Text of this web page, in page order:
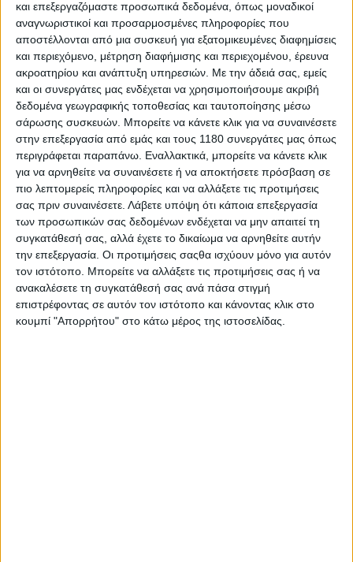
και επεξεργαζόμαστε προσωπικά δεδομένα, όπως μοναδικοί
αναγνωριστικοί και προσαρμοσμένες πληροφορίες που
αποστέλλονται από μια συσκευή για εξατομικευμένες διαφημίσεις
και περιεχόμενο, μέτρηση διαφήμισης και περιεχομένου, έρευνα
ακροατηρίου και ανάπτυξη υπηρεσιών. Με την άδειά σας, εμείς
και οι συνεργάτες μας ενδέχεται να χρησιμοποιήσουμε ακριβή
δεδομένα γεωγραφικής τοποθεσίας και ταυτοποίησης μέσω
σάρωσης συσκευών. Μπορείτε να κάνετε κλικ για να συναινέσετε
στην επεξεργασία από εμάς και τους 1180 συνεργάτες μας όπως
περιγράφεται παραπάνω. Εναλλακτικά, μπορείτε να κάνετε κλικ
για να αρνηθείτε να συναινέσετε ή να αποκτήσετε πρόσβαση σε
πιο λεπτομερείς πληροφορίες και να αλλάξετε τις προτιμήσεις
σας πριν συναινέσετε. Λάβετε υπόψη ότι κάποια επεξεργασία
των προσωπικών σας δεδομένων ενδέχεται να μην απαιτεί τη
συγκατάθεσή σας, αλλά έχετε το δικαίωμα να αρνηθείτε αυτήν
την επεξεργασία. Οι προτιμήσεις σαςθα ισχύουν μόνο για αυτόν
τον ιστότοπο. Μπορείτε να αλλάξετε τις προτιμήσεις σας ή να
ανακαλέσετε τη συγκατάθεσή σας ανά πάσα στιγμή
επιστρέφοντας σε αυτόν τον ιστότοπο και κάνοντας κλικ στο
κουμπί "Απορρήτου" στο κάτω μέρος της ιστοσελίδας.
Η εταιρεία συνεχίζει να επενδύει στις ιδιαίτερες
μηχανολογικές λύσεις. Η έξοδος της μετάδοσης
βρίσκεται ανάμεσα στους δύο στροφαλοφόρους και
πάνω από το κιβώτιο ταχυτήτων, ενώ το
μονόμπρατσο ψαλίδι είναι εξ ολοκλήρου
κατεργασμένο από μασίφ αλουμίνιο. Αντίστοιχα
ξεχωριστή είναι και η εξάτμιση, με τέσσερις θαλάμους
διαστολής, έναν για κάθε κύλινδρο, οι οποίοι
κατασκευάζονται από αλουμίνιο με κοπή laser και
αποτελούν αναπόσπαστο τμήμα της αισθητικής της
μοτοσυκλέτας.
Η Ethereal κατά τα άλλα, ακολουθεί τις γραμμές μιας
κλασικής café racer, με λιτή σιλουέτα, μονόσελο και